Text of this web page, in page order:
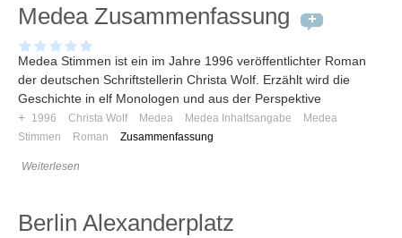
Medea Zusammenfassung
Medea Stimmen ist ein im Jahre 1996 veröffentlichter Roman
der deutschen Schriftstellerin Christa Wolf. Erzählt wird die
Geschichte in elf Monologen und aus der Perspektive
+ 1996 Christa Wolf Medea Medea Inhaltsangabe
Medea
Stimmen
Roman Zusammenfassung
Weiterlesen
Berlin Alexanderplatz